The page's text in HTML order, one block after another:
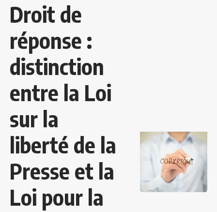
Droit de
réponse :
distinction
entre la Loi
sur la
liberté de la
Presse et la
Loi pour la